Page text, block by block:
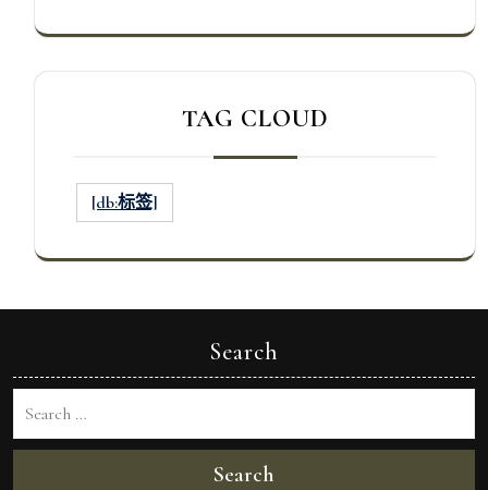
TAG CLOUD
[db:标签]
Search
Search